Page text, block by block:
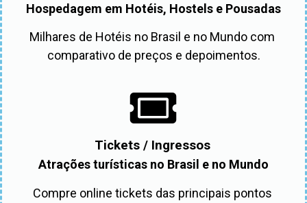
Hospedagem em Hotéis, Hostels e Pousadas
Milhares de Hotéis no Brasil e no Mundo com
comparativo de preços e depoimentos.
Tickets / Ingressos
Atrações turísticas no Brasil e no Mundo
Compre online tickets das principais pontos